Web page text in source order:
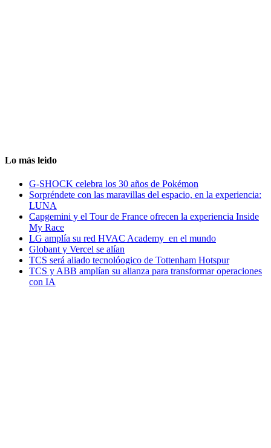
Lo más leido
G-SHOCK celebra los 30 años de Pokémon
Sorpréndete con las maravillas del espacio, en la experiencia:
LUNA
Capgemini y el Tour de France ofrecen la experiencia Inside
My Race
LG amplía su red HVAC Academy en el mundo
Globant y Vercel se alían
TCS será aliado tecnolóogico de Tottenham Hotspur
TCS y ABB amplían su alianza para transformar operaciones
con IA